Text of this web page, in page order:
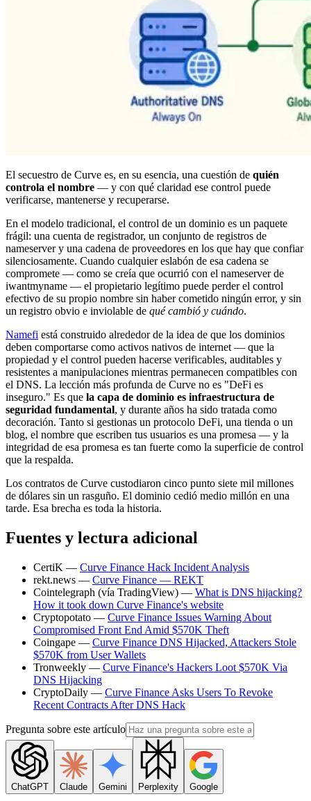
El secuestro de Curve es, en su esencia, una cuestión de quién
controla el nombre — y con qué claridad ese control puede
verificarse, mantenerse y recuperarse.
En el modelo tradicional, el control de un dominio es un paquete
frágil: una cuenta de registrador, un conjunto de registros de
nameserver y una cadena de proveedores en los que hay que confiar
silenciosamente. Cuando cualquier eslabón de esa cadena se
compromete — como se creía que ocurrió con el nameserver de
iwantmyname — el propietario legítimo puede perder el control
efectivo de su propio nombre sin haber cometido ningún error, y sin
un registro obvio e inviolable de qué cambió y cuándo.
Namefi está construido alrededor de la idea de que los dominios
deben comportarse como activos nativos de internet — que la
propiedad y el control pueden hacerse verificables, auditables y
resistentes a manipulaciones mientras permanecen compatibles con
el DNS. La lección más profunda de Curve no es "DeFi es
inseguro." Es que la capa de dominio es infraestructura de
seguridad fundamental, y durante años ha sido tratada como
decoración. Tanto si gestionas un protocolo DeFi, una tienda o un
blog, el nombre que escriben tus usuarios es una promesa — y la
integridad de esa promesa es tan fuerte como la superficie de control
que la respalda.
Los contratos de Curve custodiaron cinco punto siete mil millones
de dólares sin un rasguño. El dominio cedió medio millón en una
tarde. Esa brecha es toda la historia.
Fuentes y lectura adicional
CertiK — Curve Finance Hack Incident Analysis
rekt.news — Curve Finance — REKT
Cointelegraph (vía TradingView) — What is DNS hijacking?
How it took down Curve Finance's website
Cryptopotato — Curve Finance Issues Warning About
Compromised Front End Amid $570K Theft
Coingape — Curve Finance DNS Hijacked, Attackers Stole
$570K from User Wallets
Tronweekly — Curve Finance's Hackers Loot $570K Via
DNS Hijacking
CryptoDaily — Curve Finance Asks Users To Revoke
Recent Contracts After DNS Hack
Pregunta sobre este artículo
ChatGPT Claude Gemini Perplexity Google